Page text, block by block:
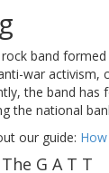
band
war activism,
the band
the national
our guide:
G A T T